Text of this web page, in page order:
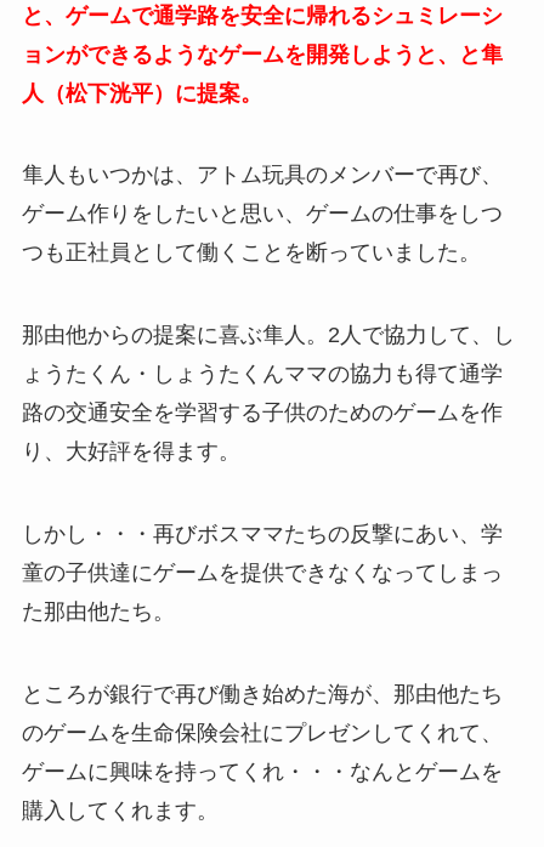
と、ゲームで通学路を安全に帰れるシュミレーシ
ョンができるようなゲームを開発しようと、と隼
人（松下洸平）に提案。
隼人もいつかは、アトム玩具のメンバーで再び、
ゲーム作りをしたいと思い、ゲームの仕事をしつ
つも正社員として働くことを断っていました。
那由他からの提案に喜ぶ隼人。2人で協力して、し
ょうたくん・しょうたくんママの協力も得て通学
路の交通安全を学習する子供のためのゲームを作
り、大好評を得ます。
しかし・・・再びボスママたちの反撃にあい、学
童の子供達にゲームを提供できなくなってしまっ
た那由他たち。
ところが銀行で再び働き始めた海が、那由他たち
のゲームを生命保険会社にプレゼンしてくれて、
ゲームに興味を持ってくれ・・・なんとゲームを
購入してくれます。